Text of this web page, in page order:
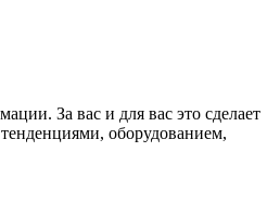
За вас и для вас это сделает
оборудованием,